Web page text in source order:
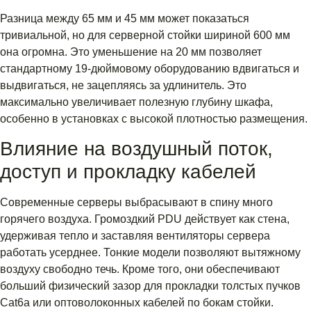
Разница между 65 мм и 45 мм может показаться
тривиальной, но для серверной стойки шириной 600 мм
она огромна. Это уменьшение на 20 мм позволяет
стандартному 19-дюймовому оборудованию вдвигаться и
выдвигаться, не зацепляясь за удлинитель. Это
максимально увеличивает полезную глубину шкафа,
особенно в установках с высокой плотностью размещения.
Влияние на воздушный поток,
доступ и прокладку кабелей
Современные серверы выбрасывают в спину много
горячего воздуха. Громоздкий PDU действует как стена,
удерживая тепло и заставляя вентиляторы сервера
работать усерднее. Тонкие модели позволяют вытяжному
воздуху свободно течь. Кроме того, они обеспечивают
больший физический зазор для прокладки толстых пучков
Cat6a или оптоволоконных кабелей по бокам стойки.